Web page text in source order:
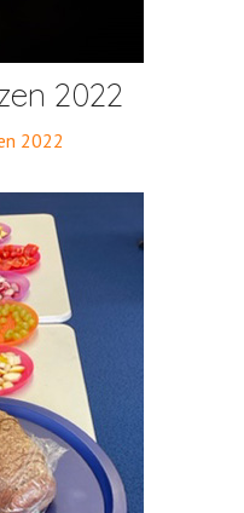
2022
2022